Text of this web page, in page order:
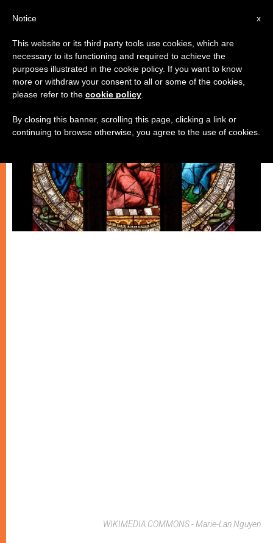
CHIESE LOCALI
WIKIMEDIA COMMONS - Marie-Lan Nguyen
x
Notice
This website or its third party tools use cookies, which are
necessary to its functioning and required to achieve the
purposes illustrated in the cookie policy. If you want to know
more or withdraw your consent to all or some of the cookies,
please refer to the cookie policy
By closing this banner, scrolling this page, clicking a link or
continuing to browse otherwise, you agree to the use of cookies.